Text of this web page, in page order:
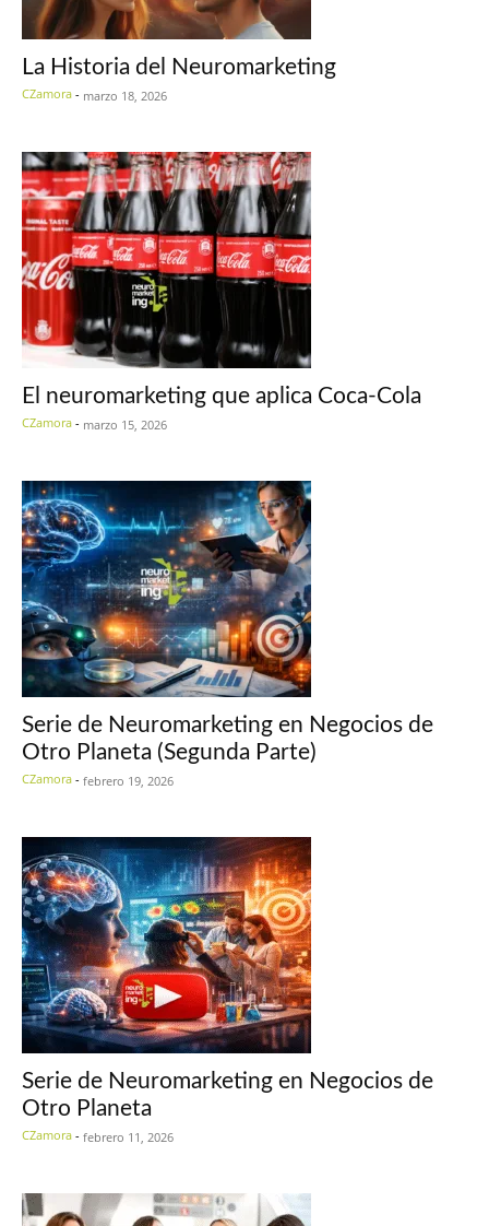
La Historia del Neuromarketing
CZamora - marzo 18, 2026
El neuromarketing que aplica Coca-Cola
CZamora - marzo 15, 2026
Serie de Neuromarketing en Negocios de
Otro Planeta (Segunda Parte)
CZamora - febrero 19, 2026
Serie de Neuromarketing en Negocios de
Otro Planeta
CZamora - febrero 11, 2026